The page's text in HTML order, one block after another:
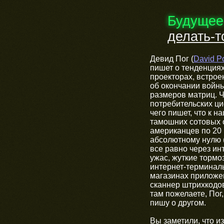
Будущее
делать-
Девид Пог (David
пишет о
проекторах,
об окончании
размеров матриц.
потребительских
чего пишет, что к
тамошних сотовых
американцев по
абсолютному нулю
все равно через
ужас, жуткие
интернет-
магазинах
сканнер
там пожелаете,
пишу о другом.
Вы заметили, что